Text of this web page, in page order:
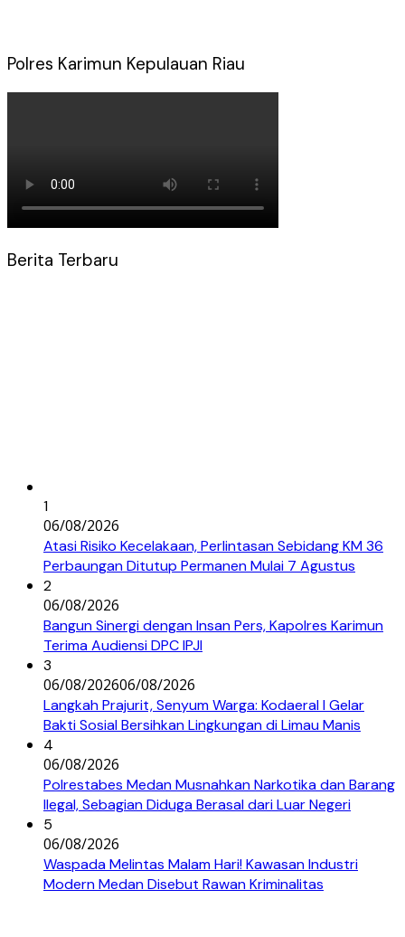
Polres Karimun Kepulauan Riau
Berita Terbaru
1
06/08/2026
Atasi Risiko Kecelakaan, Perlintasan Sebidang KM 36
Perbaungan Ditutup Permanen Mulai 7 Agustus
2
06/08/2026
Bangun Sinergi dengan Insan Pers, Kapolres Karimun
Terima Audiensi DPC IPJI
3
06/08/202606/08/2026
Langkah Prajurit, Senyum Warga: Kodaeral I Gelar
Bakti Sosial Bersihkan Lingkungan di Limau Manis
4
06/08/2026
Polrestabes Medan Musnahkan Narkotika dan Barang
Ilegal, Sebagian Diduga Berasal dari Luar Negeri
5
06/08/2026
Waspada Melintas Malam Hari! Kawasan Industri
Modern Medan Disebut Rawan Kriminalitas